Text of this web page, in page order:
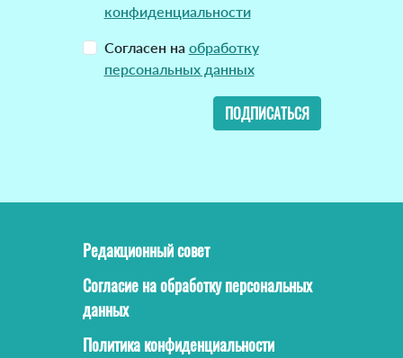
конфиденциальности
Согласен на обработку
персональных данных
ПОДПИСАТЬСЯ
Редакционный совет
Согласие на обработку персональных
данных
Политика конфиденциальности